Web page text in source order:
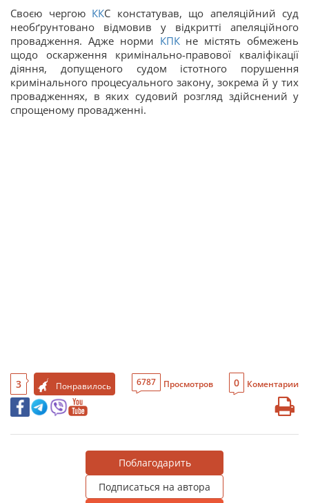
Своєю чергою ККС констатував, що апеляційний суд
необґрунтовано відмовив у відкритті апеляційного
провадження. Адже норми КПКне містять обмежень
щодо оскарження кримінально-правової кваліфікації
діяння, допущеного судом істотного порушення
кримінального процесуального закону, зокрема й у тих
провадженнях, в яких судовий розгляд здійснений у
спрощеному провадженні.
3 Понравилось 6787 Просмотров 0 Коментарии
Поблагодарить
Подписаться на автора